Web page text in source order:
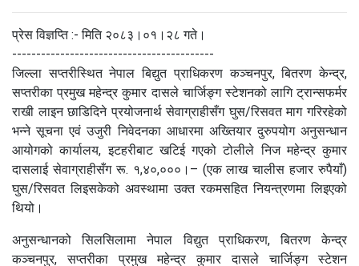
प्रेस विज्ञप्‍ति :- मिति २०८३।०१।२८ गते।
------------------------------------------
जिल्ला सप्तरीस्थित नेपाल बिद्युत प्राधिकरण कञ्चनपुर, बितरण केन्द्र,
सप्तरीका प्रमुख महेन्द्र कुमार दासले चार्जिङ्ग स्टेशनको लागि ट्रान्सफर्मर
राखी लाइन छाडिदिने प्रयोजनार्थ सेवाग्राहीसँग घुस/रिसवत माग गरिरहेको
भन्ने सूचना एवं उजुरी निवेदनका आधारमा अख्तियार दुरुपयोग अनुसन्धान
आयोगको कार्यालय, इटहरीबाट खटिई गएको टोलीले निज महेन्द्र कुमार
दासलाई सेवाग्राहीसँग रू. १,४०,०००।– (एक लाख चालीस हजार रुपैयाँ)
घुस/रिसवत लिइसकेको अवस्थामा उक्त रकमसहित नियन्त्रणमा लिइएको
थियो।
अनुसन्धानको सिलसिलामा नेपाल विद्युत प्राधिकरण, बितरण केन्द्र
कञ्चनपुर, सप्तरीका प्रमुख महेन्द्र कुमार दासले चार्जिङ्ग स्टेशन